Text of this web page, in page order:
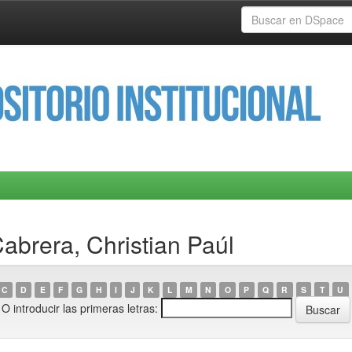
Christian Paúl
C D E F G H I J K L M N O P Q R S T U
O introducir las primeras letras: